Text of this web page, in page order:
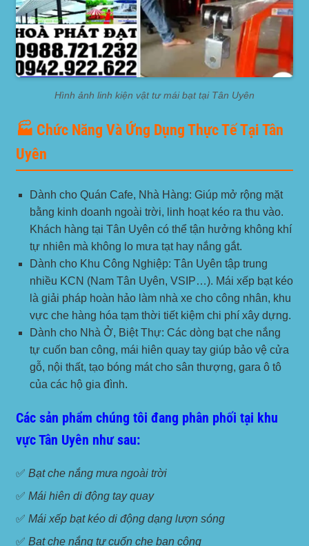
Hình ảnh linh kiện vật tư mái bạt tại Tân Uyên
🏭 Chức Năng Và Ứng Dụng Thực Tế Tại Tân
Uyên
Dành cho Quán Cafe, Nhà Hàng: Giúp mở rộng mặt
bằng kinh doanh ngoài trời, linh hoạt kéo ra thu vào.
Khách hàng tại Tân Uyên có thể tận hưởng không khí
tự nhiên mà không lo mưa tạt hay nắng gắt.
Dành cho Khu Công Nghiệp: Tân Uyên tập trung
nhiều KCN (Nam Tân Uyên, VSIP…). Mái xếp bạt kéo
là giải pháp hoàn hảo làm nhà xe cho công nhân, khu
vực che hàng hóa tạm thời tiết kiệm chi phí xây dựng.
Dành cho Nhà Ở, Biệt Thự: Các dòng bạt che nắng
tự cuốn ban công, mái hiên quay tay giúp bảo vệ cửa
gỗ, nội thất, tạo bóng mát cho sân thượng, gara ô tô
của các hộ gia đình.
Các sản phẩm chúng tôi đang phân phối tại khu
vực Tân Uyên như sau:
✅ Bạt che nắng mưa ngoài trời
✅ Mái hiên di động tay quay
✅ Mái xếp bạt kéo di động dạng lượn sóng
✅ Bạt che nắng tự cuốn che ban công